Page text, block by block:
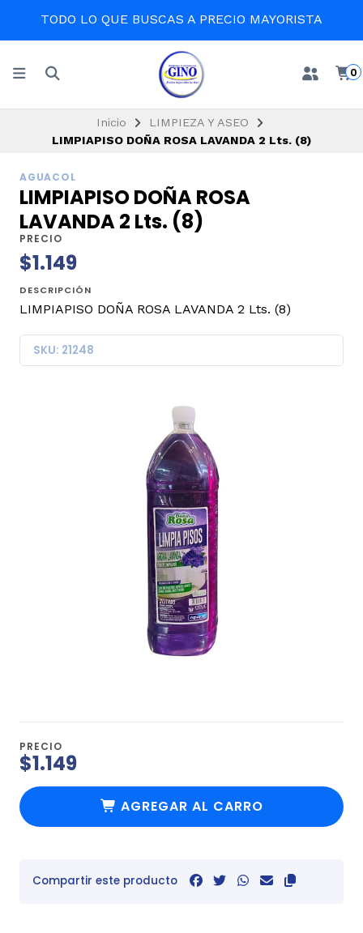
TODO LO QUE BUSCAS A PRECIO MAYORISTA
0
Inicio
LIMPIEZA Y ASEO
LIMPIAPISO DOÑA ROSA LAVANDA 2 Lts. (8)
AGUACOL
LIMPIAPISO DOÑA ROSA
LAVANDA 2 Lts. (8)
PRECIO
$1.149
DESCRIPCIÓN
LIMPIAPISO DOÑA ROSA LAVANDA 2 Lts. (8)
SKU: 21248
PRECIO
$1.149
AGREGAR AL CARRO
Compartir este producto